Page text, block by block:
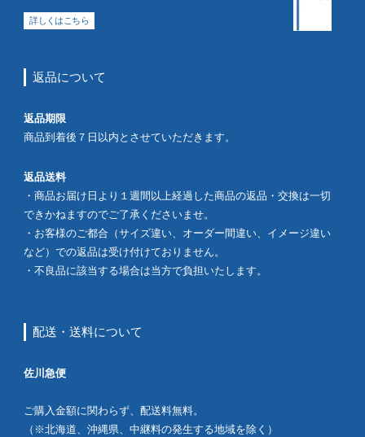
詳しくはこちら
返品について
返品期限
商品到着後７日以内とさせていただきます。
返品送料
・商品お届け日より１週間以上経過した商品の返品・交換は一切
できかねますのでご了承くださいませ。
・お客様のご都合（サイズ違い、オーダー間違い、イメージ違い
など）での返品は受け付けておりません。
・不良品に該当する場合は当方で負担いたします。
配送・送料について
佐川急便
ご購入金額に関わらず、配送料無料。
（※北海道、沖縄県、中継料の発生する地域を除く）